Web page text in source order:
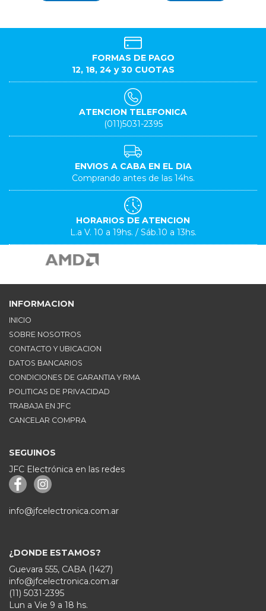
FORMAS DE PAGO
12, 18, 24 y 30 CUOTAS
ATENCION TELEFONICA
(011)5031-2395
ENVIOS A CABA EN EL DIA
Comprando antes de las 14hs.
HORARIOS DE ATENCION
L.a V. 10 a 19hs. / Sáb.10 a 13hs.
INFORMACION
INICIO
SOBRE NOSOTROS
CONTACTO Y UBICACION
DATOS BANCARIOS
CONDICIONES DE GARANTIA Y RMA
POLITICAS DE PRIVACIDAD
TRABAJA EN JFC
CANCELAR COMPRA
SEGUINOS
JFC Electrónica en las redes
info@jfcelectronica.com.ar
¿DONDE ESTAMOS?
Guevara 555, CABA (1427)
info@jfcelectronica.com.ar
(11) 5031-2395
Lun a Vie 9 a 18 hs.